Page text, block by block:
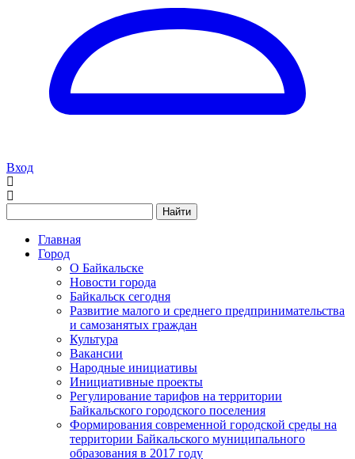
Вход
Найти
Главная
Город
О Байкальске
Новости города
Байкальск сегодня
Развитие малого и среднего предпринимательства
и самозанятых граждан
Культура
Вакансии
Народные инициативы
Инициативные проекты
Регулирование тарифов на территории
Байкальского городского поселения
Формирования современной городской среды на
территории Байкальского муниципального
образования в 2017 году